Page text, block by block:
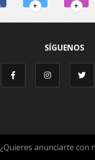
+ +
SÍGUENOS
¿Quieres anunciarte con